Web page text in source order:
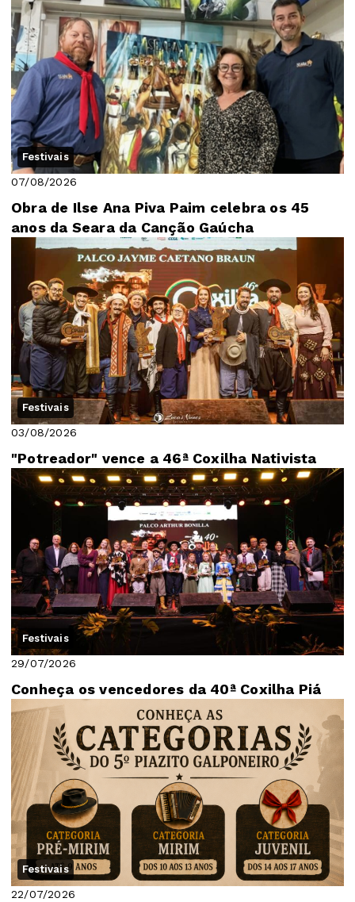
Festivais
07/08/2026
Obra de Ilse Ana Piva Paim celebra os 45
anos da Seara da Canção Gaúcha
Festivais
03/08/2026
"Potreador" vence a 46ª Coxilha Nativista
Festivais
29/07/2026
Conheça os vencedores da 40ª Coxilha Piá
Festivais
22/07/2026